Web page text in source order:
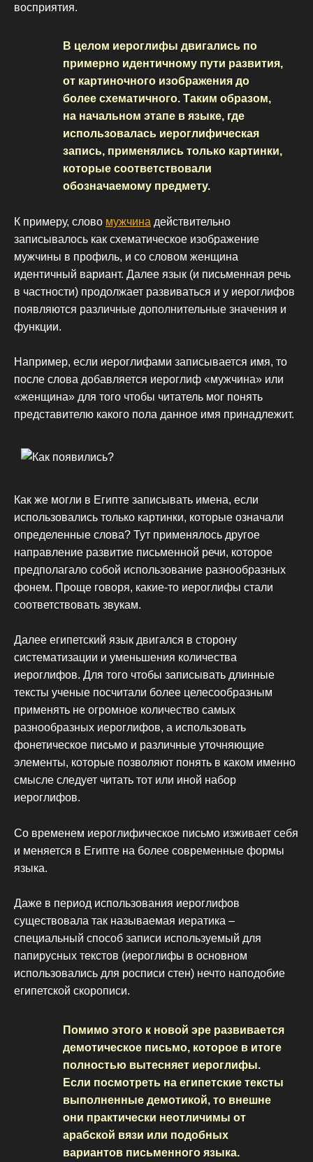
восприятия.
В целом иероглифы двигались по
примерно идентичному пути развития,
от картиночного изображения до
более схематичного. Таким образом,
на начальном этапе в языке, где
использовалась иероглифическая
запись, применялись только картинки,
которые соответствовали
обозначаемому предмету.
К примеру, слово мужчина действительно
записывалось как схематическое изображение
мужчины в профиль, и со словом женщина
идентичный вариант. Далее язык (и письменная речь
в частности) продолжает развиваться и у иероглифов
появляются различные дополнительные значения и
функции.
Например, если иероглифами записывается имя, то
после слова добавляется иероглиф «мужчина» или
«женщина» для того чтобы читатель мог понять
представителю какого пола данное имя принадлежит.
Как же могли в Египте записывать имена, если
использовались только картинки, которые означали
определенные слова? Тут применялось другое
направление развитие письменной речи, которое
предполагало собой использование разнообразных
фонем. Проще говоря, какие-то иероглифы стали
соответствовать звукам.
Далее египетский язык двигался в сторону
систематизации и уменьшения количества
иероглифов. Для того чтобы записывать длинные
тексты ученые посчитали более целесообразным
применять не огромное количество самых
разнообразных иероглифов, а использовать
фонетическое письмо и различные уточняющие
элементы, которые позволяют понять в каком именно
смысле следует читать тот или иной набор
иероглифов.
Со временем иероглифическое письмо изживает себя
и меняется в Египте на более современные формы
языка.
Даже в период использования иероглифов
существовала так называемая иератика –
специальный способ записи используемый для
папирусных текстов (иероглифы в основном
использовались для росписи стен) нечто наподобие
египетской скорописи.
Помимо этого к новой эре развивается
демотическое письмо, которое в итоге
полностью вытесняет иероглифы.
Если посмотреть на египетские тексты
выполненные демотикой, то внешне
они практически неотличимы от
арабской вязи или подобных
вариантов письменного языка.